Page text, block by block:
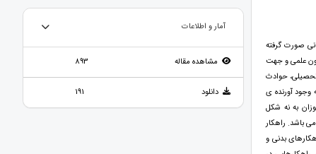
صورت گرفته
علمی و جهت
تحصیلی، حوادث
وجود آورنده ی
به نه شکل
باشد. راهکار
بدنی و
آمار و اطلاعات
مشاهده مقاله 893
دانلود 191